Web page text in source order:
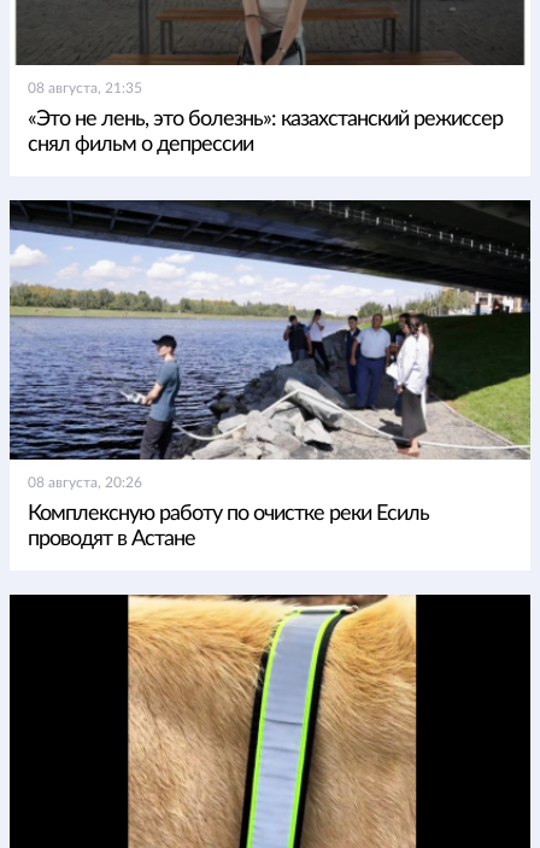
08 августа, 21:35
«Это не лень, это болезнь»: казахстанский режиссер
снял фильм о депрессии
08 августа, 20:26
Комплексную работу по очистке реки Есиль
проводят в Астане